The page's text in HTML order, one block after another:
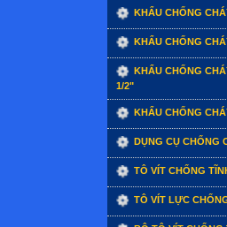
KHẨU CHỐNG
KHẨU CHỐNG
KHẨU CHỐNG
1/2"
KHẨU CHỐNG
DỤNG CỤ CHỐNG
TÔ VÍT CHỐNG
TÔ VÍT LỰC